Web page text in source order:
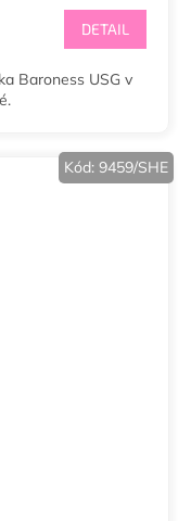
DETAIL
Baroness USG v
Kód: 9459/SHE